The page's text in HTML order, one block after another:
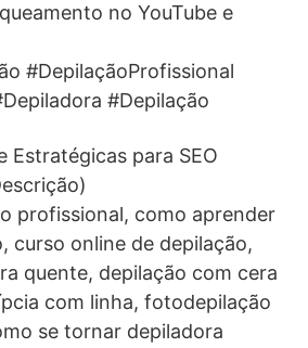
no YouTube e
#DepilaçãoProfissional
#Depilação
Estratégicas para SEO
profissional, como aprender
curso online de depilação,
quente, depilação com cera
com linha, fotodepilação
se tornar depiladora